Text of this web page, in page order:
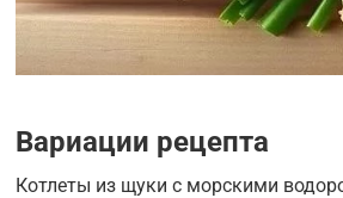
Вариации рецепта
Котлеты из щуки с морскими